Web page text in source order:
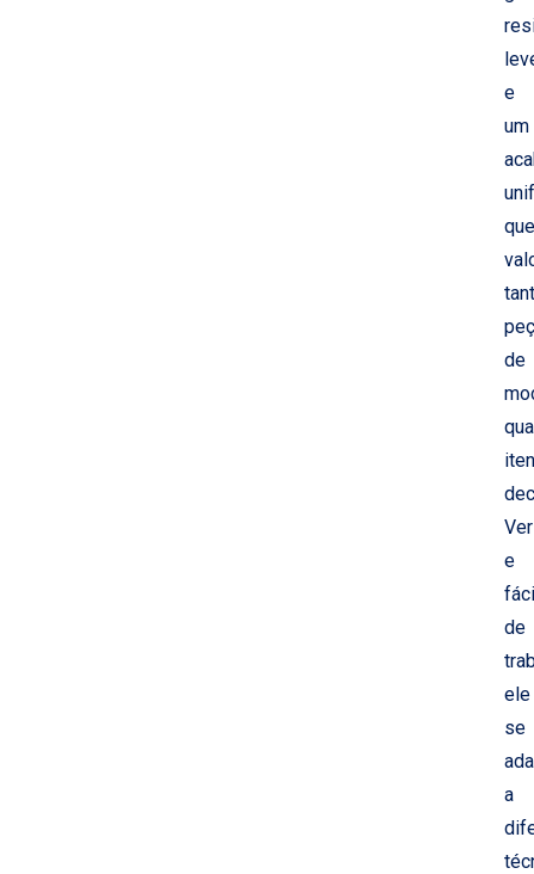
e
um
que
de
e
de
ele
se
a